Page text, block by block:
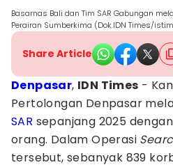
Basarnas Bali dan Tim SAR Gabungan
Perairan Sumberkima (Dok.IDN Times/
Share Article
Denpasar, IDN Times -
Pertolongan Denpasar
SAR sepanjang 2025
orang. Dalam Operasi
tersebut, sebanyak 839